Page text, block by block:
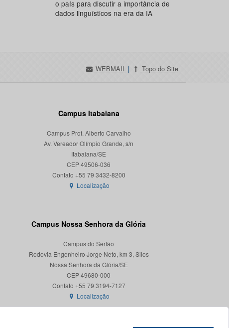
o país para discutir a importância de
dados linguísticos na era da IA
WEBMAIL | Topo do Site
Campus Itabaiana
Campus Prof. Alberto Carvalho
Av. Vereador Olímpio Grande, s/n
Itabaiana/SE
CEP 49506-036
Localização
Campus Nossa Senhora da Glória
Campus do Sertão
Rodovia Engenheiro Jorge Neto, km 3, Silos
Nossa Senhora da Glória/SE
CEP 49680-000
Contato +55 79 3194-7127
Localização